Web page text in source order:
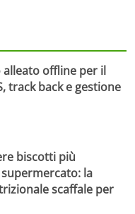
alleato offline per il
track back e gestione
biscotti più
la
scaffale per